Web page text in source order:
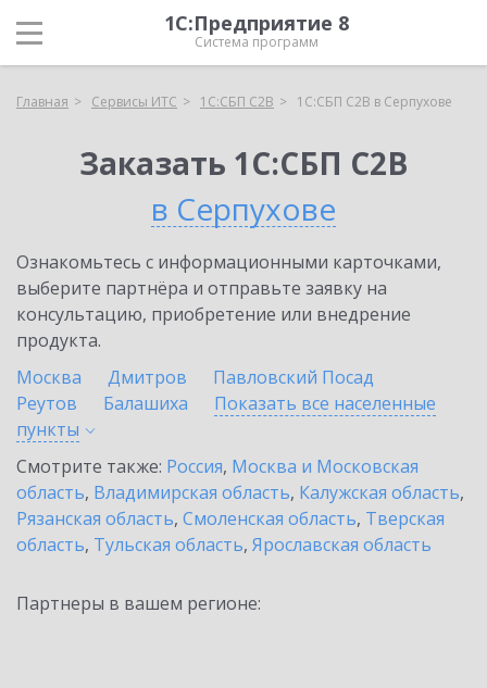
1С:Предприятие 8
Система программ
Главная Сервисы ИТС 1С:СБП C2B 1С:СБП C2B в Серпухове
Заказать 1С:СБП C2B
в Серпухове
Ознакомьтесь с информационными карточками,
выберите партнёра и отправьте заявку на
консультацию, приобретение или внедрение
продукта.
Москва
Дмитров
Павловский Посад
Реутов
Балашиха
Показать все населенные
пункты
Смотрите также: Россия, Москва и Московская
область, Владимирская область, Калужская область,
Рязанская область, Смоленская область, Тверская
область, Тульская область, Ярославская область
Партнеры в вашем регионе: